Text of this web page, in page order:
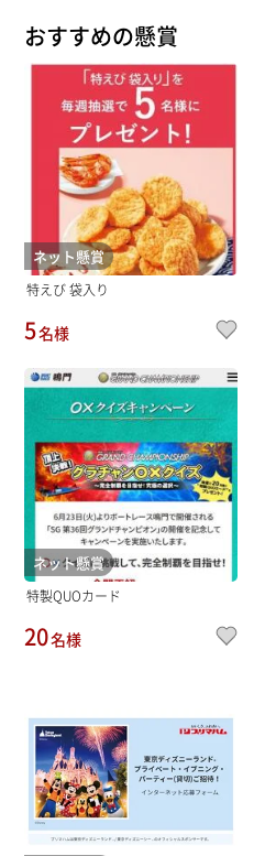
おすすめの懸賞
ネット懸賞
特えび 袋入り
5名様
ネット懸賞
特製QUOカード
20名様